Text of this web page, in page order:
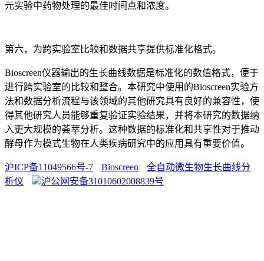
元实验中药物处理的最佳时间点和浓度。
第六，为跨实验室比较和数据共享提供标准化格式。
Bioscreen仪器输出的生长曲线数据是标准化的数值格式，便于
进行跨实验室的比较和整合。本研究中使用的Bioscreen实验方
法和数据分析流程与该领域的其他研究具有良好的兼容性，使
得其他研究人员能够重复验证实验结果，并将本研究的数据纳
入更大规模的荟萃分析。这种数据的标准化和共享性对于推动
酵母作为模式生物在人类疾病研究中的应用具有重要价值。
沪ICP备11049566号-7 Bioscreen
全自动微生物生长曲线分
析仪
沪公网安备31010602008839号